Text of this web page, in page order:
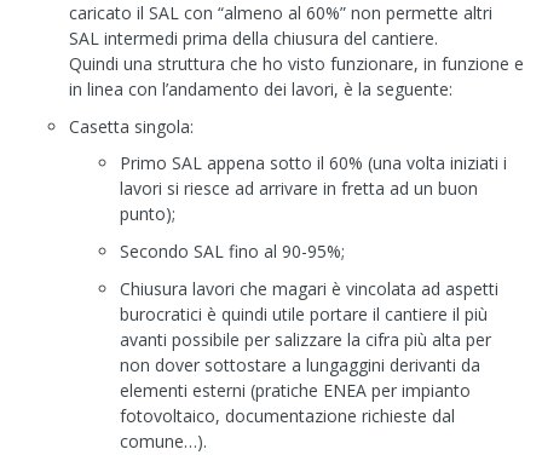
caricato il SAL con “almeno al 60%” non permette altri
SAL intermedi prima della chiusura del cantiere.
Quindi una struttura che ho visto funzionare, in funzione e
in linea con l’andamento dei lavori, è la seguente:
Casetta singola:
Primo SAL appena sotto il 60% (una volta iniziati i
lavori si riesce ad arrivare in fretta ad un buon
punto);
Secondo SAL fino al 90-95%;
Chiusura lavori che magari è vincolata ad aspetti
burocratici è quindi utile portare il cantiere il più
avanti possibile per salizzare la cifra più alta per
non dover sottostare a lungaggini derivanti da
elementi esterni (pratiche ENEA per impianto
fotovoltaico, documentazione richieste dal
comune…).